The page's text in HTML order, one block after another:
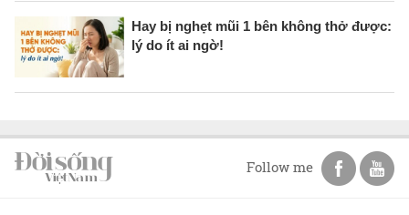
Hay bị nghẹt mũi 1 bên không thở được:
lý do ít ai ngờ!
Follow me